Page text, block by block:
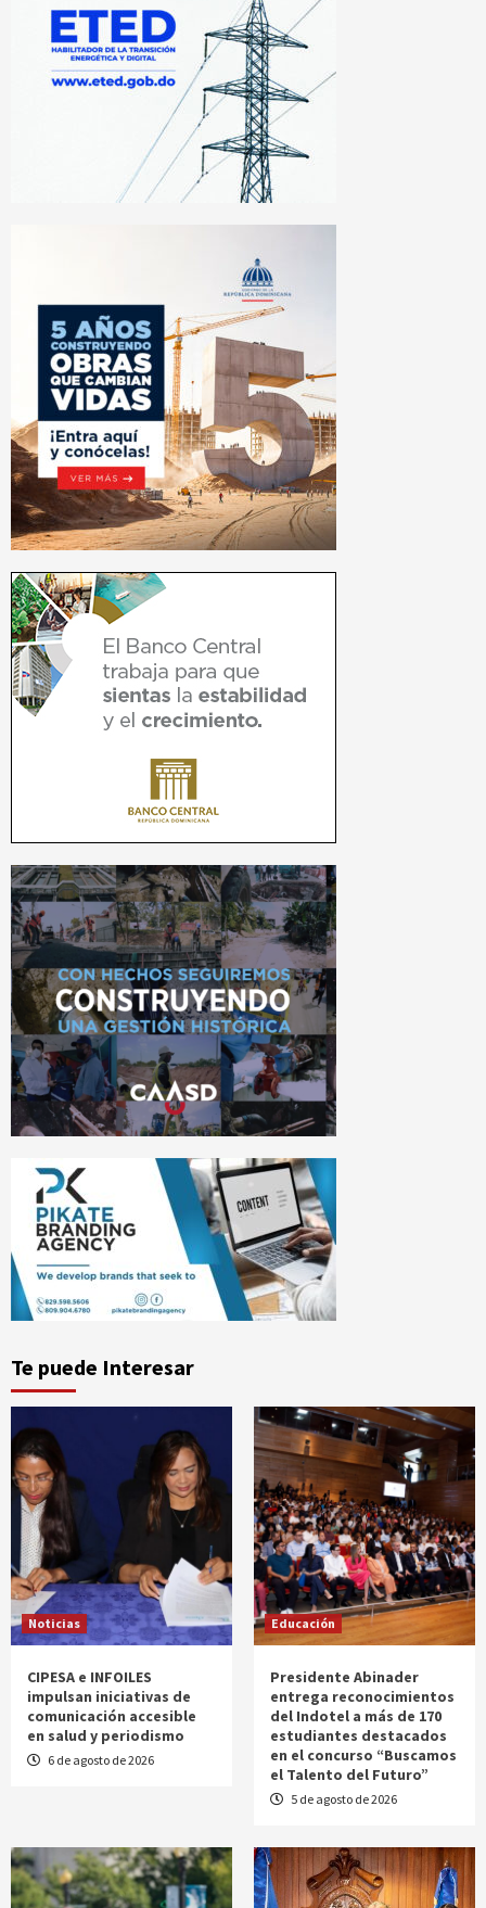
Te puede Interesar
Noticias
CIPESA e INFOILES
impulsan iniciativas de
comunicación accesible
en salud y periodismo
6 de agosto de 2026
Educación
Presidente Abinader
entrega reconocimientos
del Indotel a más de 170
estudiantes destacados
en el concurso “Buscamos
el Talento del Futuro”
5 de agosto de 2026